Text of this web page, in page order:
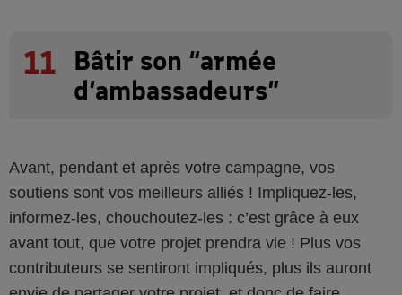
11
Bâtir son “armée
d’ambassadeurs”
Avant, pendant et après votre campagne, vos
soutiens sont vos meilleurs alliés ! Impliquez-les,
informez-les, chouchoutez-les : c’est grâce à eux
avant tout, que votre projet prendra vie ! Plus vos
contributeurs se sentiront impliqués, plus ils auront